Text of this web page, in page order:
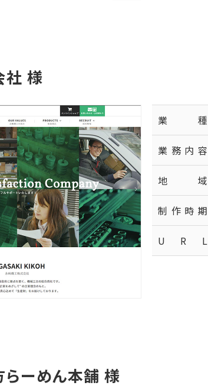
社 様
業種
業務内容
地域
制作時期
U R L
ーめん本舗 様